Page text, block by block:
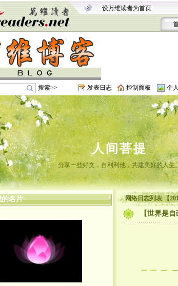
设万维读者为首页
搜索>> 发表日志 控制面板 个
人间菩提
分享一些好文，自利利他，共建美好的人生
的名片 网络日志列表 【
【世界是